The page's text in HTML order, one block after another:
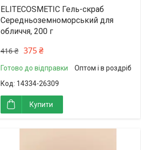
ELITECOSMETIC Гель-скраб
Середньоземноморський для
обличчя, 200 г
416 ₴ 375 ₴
Готово до відправки
Оптом і в роздріб
14334-26309
Купити